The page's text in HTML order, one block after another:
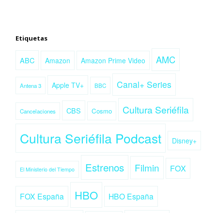
Etiquetas
ABC Amazon Amazon Prime Video AMC
Antena 3 Apple TV+ BBC Canal+ Series
Cancelaciones CBS Cosmo Cultura Seriéfila
Cultura Seriéfila Podcast Disney+
El Ministerio del Tiempo Estrenos Filmin FOX
FOX España HBO HBO España